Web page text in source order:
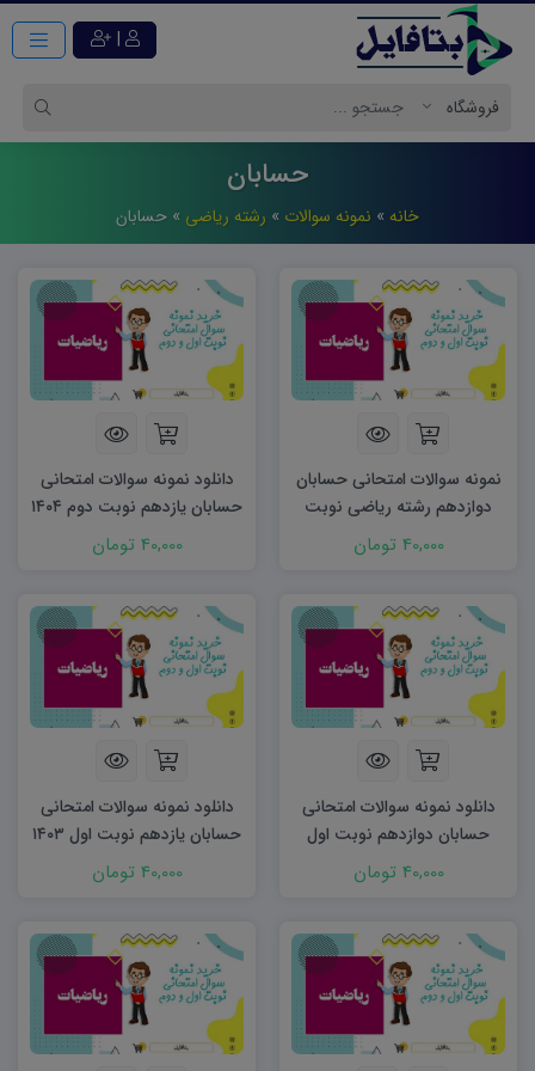
|
حسابان
خانه » نمونه سوالات » رشته ریاضی » حسابان
نمونه سوالات امتحانی حسابان
دوازدهم رشته ریاضی نوبت
40,000 تومان
دانلود نمونه سوالات امتحانی
حسابان یازدهم نوبت دوم ۱۴۰۴
word40,000 تومان
دانلود نمونه سوالات امتحانی
حسابان دوازدهم نوبت اول
۱۴۰۳ word
40,000 تومان
دانلود نمونه سوالات امتحانی
حسابان یازدهم نوبت اول ۱۴۰۳
word40,000 تومان